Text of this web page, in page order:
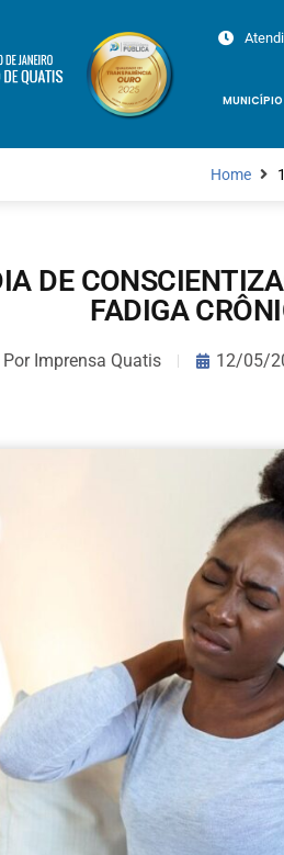
MUNICÍPIO
Home
DE
FADIGA
PorImprensa Quatis 12/05/